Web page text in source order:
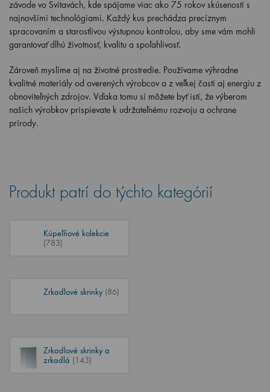
závode vo Svitavách, kde spájame viac ako 75 rokov skúseností s
najnovšími technológiami. Každý kus prechádza precíznym
spracovaním a starostlivou výstupnou kontrolou, aby sme vám mohli
garantovať dlhú životnosť, kvalitu a spoľahlivosť.
Zároveň myslíme aj na životné prostredie. Používame výhradne
kvalitné materiály od overených výrobcov a z veľkej časti aj energiu z
obnoviteľných zdrojov. Vďaka tomu si môžete byť istí, že výberom
našich výrobkov prispievate k udržateľnému rozvoju a ochrane
prírody.
Produkt patrí do týchto kategórií
Kúpeľňové kolekcie
(783)
Zrkadlové skrinky (86)
Zrkadlové skrinky a
zrkadlá (143)